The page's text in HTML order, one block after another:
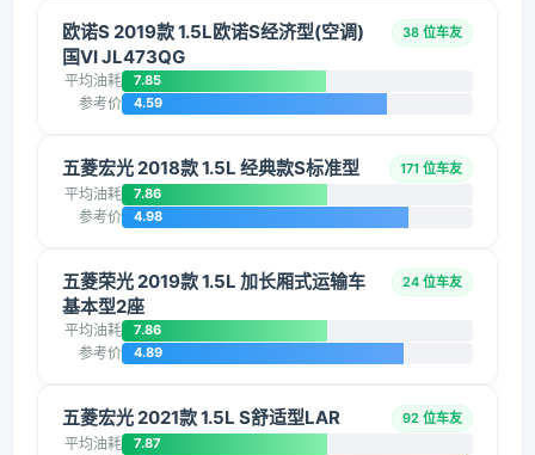
欧诺S 2019款 1.5L欧诺S经济型(空调)
国VI JL473QG
38 位车友
平均油耗 7.85
参考价 4.59
五菱宏光 2018款 1.5L 经典款S标准型 171 位车友
平均油耗 7.86
参考价 4.98
五菱荣光 2019款 1.5L 加长厢式运输车
基本型2座
24 位车友
平均油耗 7.86
参考价 4.89
五菱宏光 2021款 1.5L S舒适型LAR 92 位车友
平均油耗 7.87